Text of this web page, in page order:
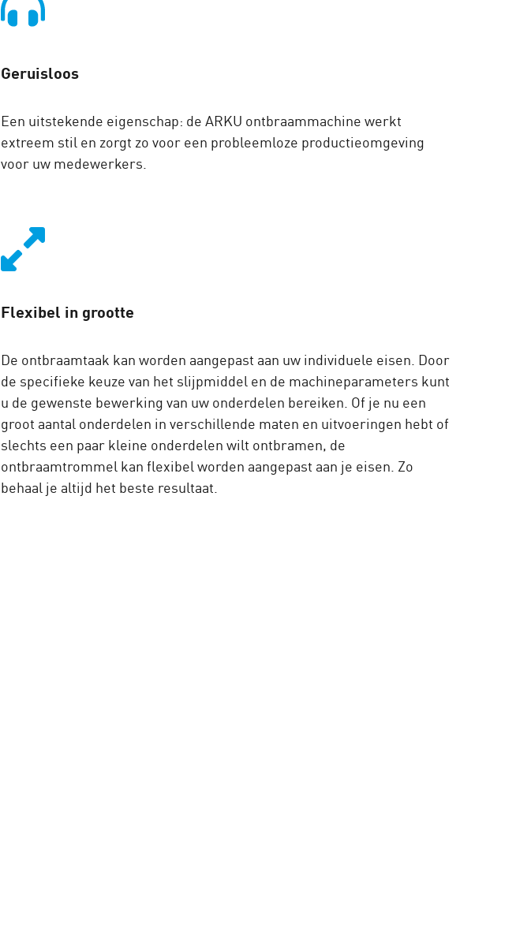
Geruisloos
Een uitstekende eigenschap: de ARKU ontbraammachine werkt
extreem stil en zorgt zo voor een probleemloze productieomgeving
voor uw medewerkers.
Flexibel in grootte
De ontbraamtaak kan worden aangepast aan uw individuele eisen. Door
de specifieke keuze van het slijpmiddel en de machineparameters kunt
u de gewenste bewerking van uw onderdelen bereiken. Of je nu een
groot aantal onderdelen in verschillende maten en uitvoeringen hebt of
slechts een paar kleine onderdelen wilt ontbramen, de
ontbraamtrommel kan flexibel worden aangepast aan je eisen. Zo
behaal je altijd het beste resultaat.